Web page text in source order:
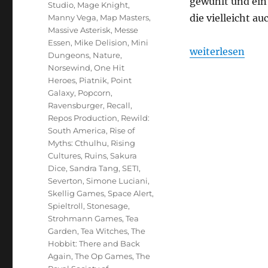
die vielleicht
„Spiel 2025 –
weiterlesen
Studio, Mage Knight,
Manny Vega, Map Masters,
Massive Asterisk, Messe
Essen, Mike Delision, Mini
Dungeons, Nature,
Norsewind,One Hit
Heroes, Piatnik, Point
Galaxy, Popcorn,
Ravensburger, Recall,
Repos Production, Rewild:
South America, Rise of
Myths: Cthulhu, Rising
Cultures, Ruins,Sakura
Dice,Sandra Tang,SETI,
Severton,Simone Luciani,
Skellig Games,Space Alert,
Spieltroll,Stonesage,
Strohmann Games,Tea
Garden,Tea Witches,The
Hobbit: There and Back
Again,The Op Games,The